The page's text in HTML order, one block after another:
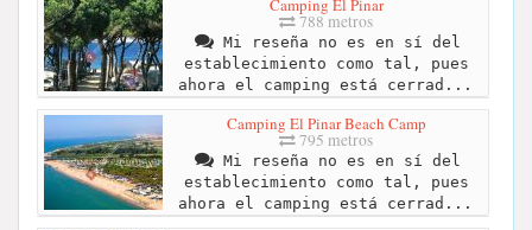
Camping El Pinar
788 metros
Mi reseña no es en sí del
establecimiento como tal, pues
ahora el camping está cerrad...
Camping El Pinar Beach Camp
795 metros
Mi reseña no es en sí del
establecimiento como tal, pues
ahora el camping está cerrad...